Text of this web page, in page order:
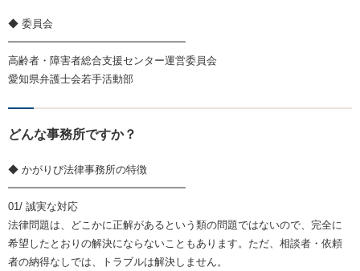
◆ 委員会
━━━━━━━━━━━━━━━━━
高齢者・障害者総合支援センター運営委員会
愛知県弁護士会若手活動部
どんな事務所ですか？
◆ かがりび法律事務所の特徴
━━━━━━━━━━━━━━━━━
01/ 誠実な対応
法律問題は、どこかに正解があるという類の問題ではないので、完全に
希望したとおりの解決にならないこともあります。ただ、相談者・依頼
者の納得なしでは、トラブルは解決しません。